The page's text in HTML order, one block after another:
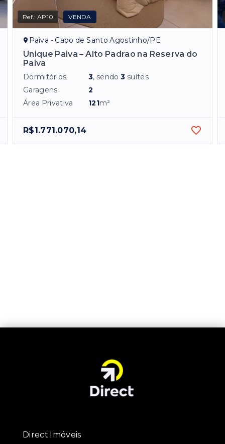
Ref.:AP10 VENDA
Paiva - Cabo de Santo Agostinho/PE
Unique Paiva – Alto Padrão na Reserva do
Paiva
Dormitórios 3, sendo3 suítes
Garagens
2
Área Privativa
121m²
R$1.771.070,14
Direct Imóveis